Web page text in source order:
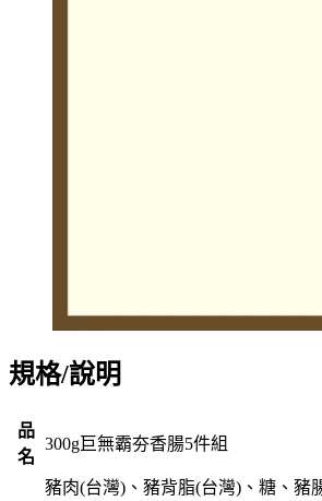
規格/說明
品
名
300g巨無霸夯香腸5件組
豬肉(台灣)、豬背脂(台灣)、糖、豬